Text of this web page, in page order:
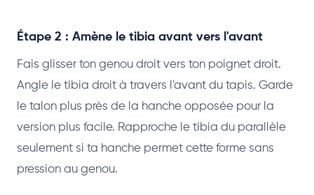
Étape 2 : Amène le tibia avant vers l'avant
Fais glisser ton genou droit vers ton poignet droit.
Angle le tibia droit à travers l'avant du tapis. Garde
le talon plus près de la hanche opposée pour la
version plus facile. Rapproche le tibia du parallèle
seulement si ta hanche permet cette forme sans
pression au genou.